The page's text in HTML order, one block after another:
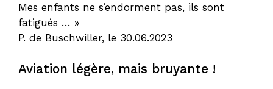
Mes enfants ne s’endorment pas, ils sont
fatigués … »
P. de Buschwiller, le 30.06.2023
Aviation légère, mais bruyante !